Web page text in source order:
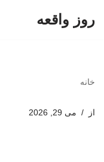
روز واقعه
خانه
از می 29, 2026